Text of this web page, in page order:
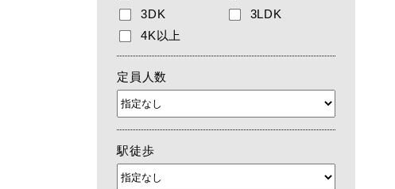
3DK
3LDK
4K以上
定員人数
駅徒歩